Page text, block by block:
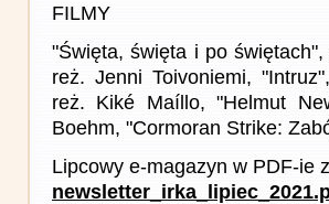
FILMY
"Święta, święta i po
reż. Jenni Toivoniemi,
reż. Kiké Maíllo, "Helmut
Boehm, "Cormoran Strike:
Lipcowy e-magazyn w PDF-ie